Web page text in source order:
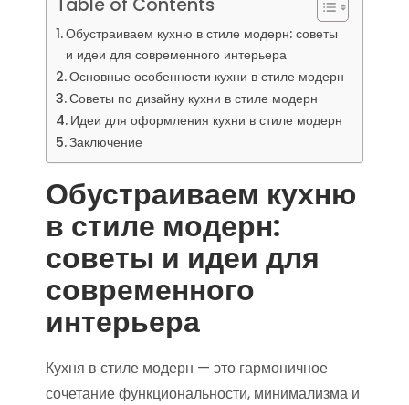
Table of Contents
Обустраиваем кухню в стиле модерн: советы
и идеи для современного интерьера
Основные особенности кухни в стиле модерн
Советы по дизайну кухни в стиле модерн
Идеи для оформления кухни в стиле модерн
Заключение
Обустраиваем кухню
в стиле модерн:
советы и идеи для
современного
интерьера
Кухня в стиле модерн — это гармоничное
сочетание функциональности, минимализма и